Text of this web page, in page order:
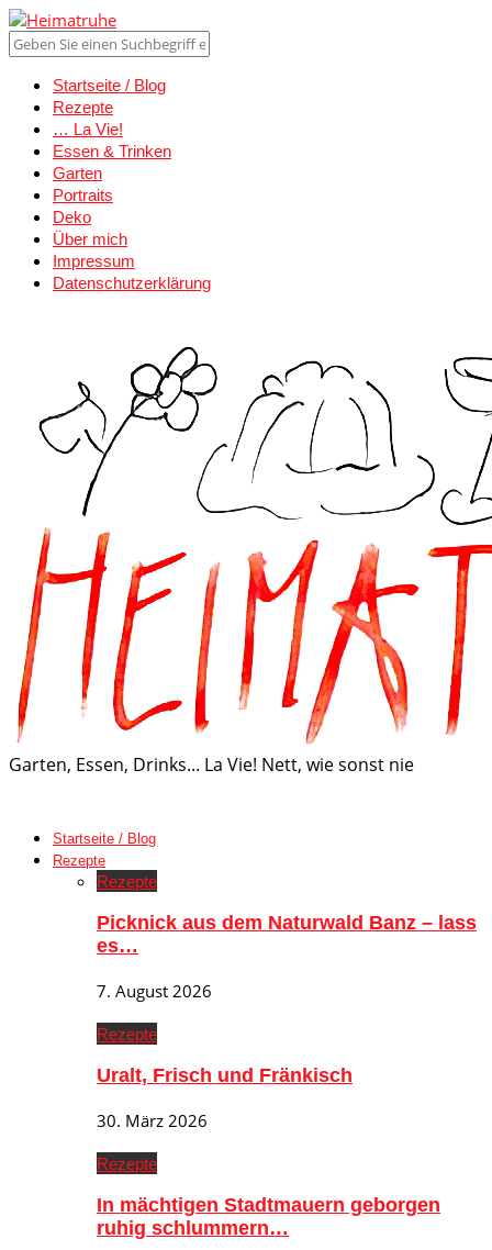
Startseite / Blog
Rezepte
… La Vie!
Essen & Trinken
Garten
Portraits
Deko
Über mich
Impressum
Datenschutzerklärung
Garten, Essen, Drinks... La Vie! Nett, wie sonst nie
Startseite / Blog
Rezepte
Rezepte
Picknick aus dem Naturwald Banz – lass
es…
7. August 2026
Rezepte
Uralt, Frisch und Fränkisch
30. März 2026
Rezepte
In mächtigen Stadtmauern geborgen
ruhig schlummern…